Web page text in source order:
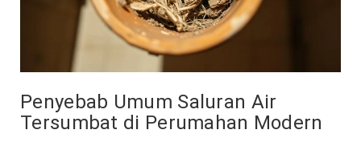
Penyebab Umum Saluran Air
Tersumbat di Perumahan Modern